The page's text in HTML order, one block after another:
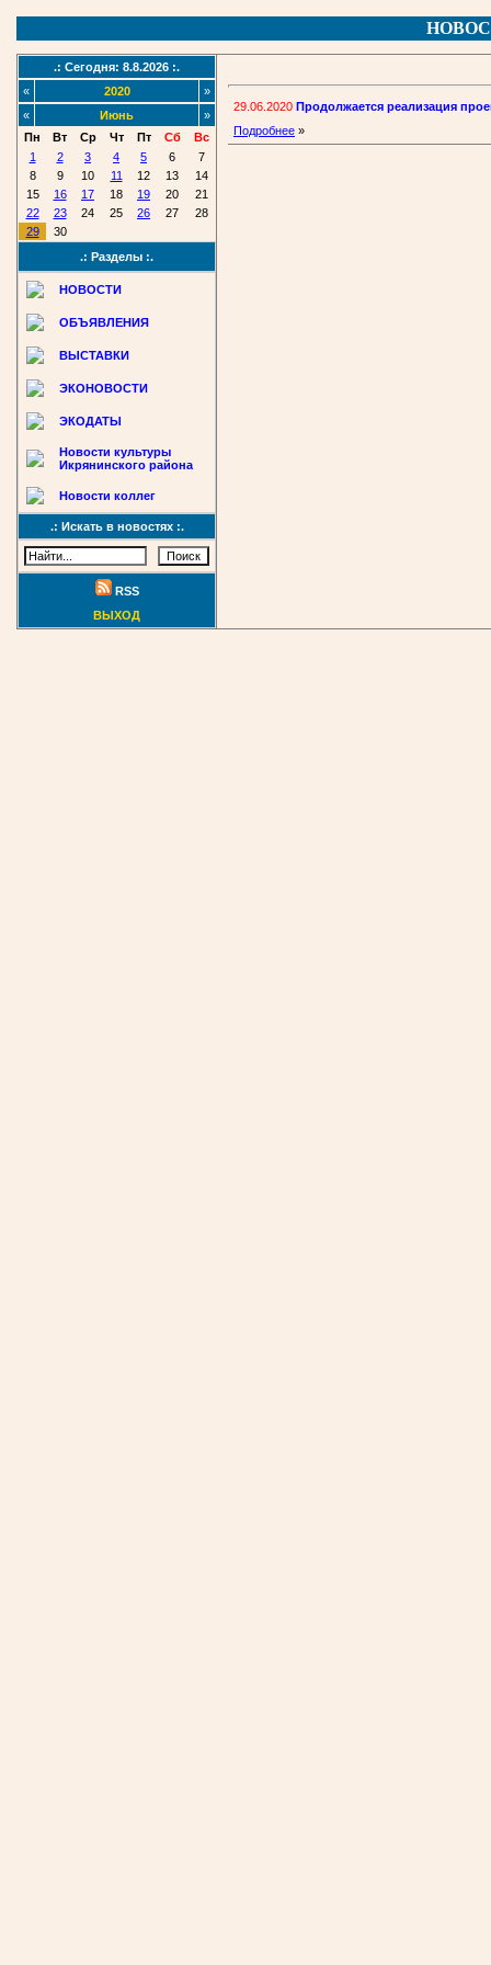
.: Сегодня: 8.8.2026 :.
«
2020
»
«
Июнь
»
Пн
Вт Ср Чт Пт Сб
Вс
1
2 3 4 5 6
7
8
9 10 11 12 13
14
15
16 17 18 19 20
21
22
23 24 25 26 27
28
29
30
.: Разделы :.
НОВОСТИ
ОБЪЯВЛЕНИЯ
ВЫСТАВКИ
ЭКОНОВОСТИ
ЭКОДАТЫ
Новости культуры
Икрянинского района
Новости коллег
.: Искать в новостях :.
RSS
ВЫХОД
29.06.2020 Продолжается реализация
Подробнее »